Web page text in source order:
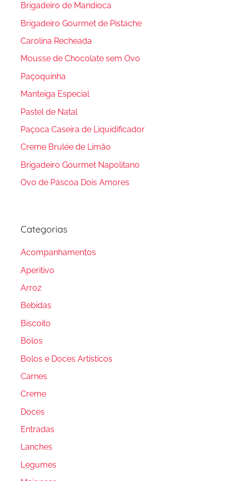
Brigadeiro de Mandioca
Brigadeiro Gourmet de Pistache
Carolina Recheada
Mousse de Chocolate sem Ovo
Paçoquinha
Manteiga Especial
Pastel de Natal
Paçoca Caseira de Liquidificador
Creme Brulée de Limão
Brigadeiro Gourmet Napolitano
Ovo de Páscoa Dois Amores
Categorias
Acompanhamentos
Aperitivo
Arroz
Bebidas
Biscoito
Bolos
Bolos e Doces Artísticos
Carnes
Creme
Doces
Entradas
Lanches
Legumes